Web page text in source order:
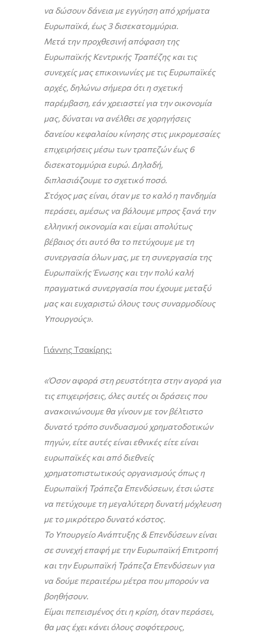
να δώσουν δάνεια με εγγύηση από χρήματα
Ευρωπαϊκά, έως 3 δισεκατομμύρια.
Μετά την προχθεσινή απόφαση της
Ευρωπαϊκής Κεντρικής Τραπέζης και τις
συνεχείς μας επικοινωνίες με τις Ευρωπαϊκές
αρχές, δηλώνω σήμερα ότι η σχετική
παρέμβαση, εάν χρειαστεί για την οικονομία
μας, δύναται να ανέλθει σε χορηγήσεις
δανείου κεφαλαίου κίνησης στις μικρομεσαίες
επιχειρήσεις μέσω των τραπεζών έως 6
δισεκατομμύρια ευρώ. Δηλαδή,
διπλασιάζουμε το σχετικό ποσό.
Στόχος μας είναι, όταν με το καλό η πανδημία
περάσει, αμέσως να βάλουμε μπρος ξανά την
ελληνική οικονομία και είμαι απολύτως
βέβαιος ότι αυτό θα το πετύχουμε με τη
συνεργασία όλων μας, με τη συνεργασία της
Ευρωπαϊκής Ένωσης και την πολύ καλή
πραγματικά συνεργασία που έχουμε μεταξύ
μας και ευχαριστώ όλους τους συναρμοδίους
Υπουργούς».
Γιάννης Τσακίρης:
«Όσον αφορά στη ρευστότητα στην αγορά για
τις επιχειρήσεις, όλες αυτές οι δράσεις που
ανακοινώνουμε θα γίνουν με τον βέλτιστο
δυνατό τρόπο συνδυασμού χρηματοδοτικών
πηγών, είτε αυτές είναι εθνικές είτε είναι
ευρωπαϊκές και από διεθνείς
χρηματοπιστωτικούς οργανισμούς όπως η
Ευρωπαϊκή Τράπεζα Επενδύσεων, έτσι ώστε
να πετύχουμε τη μεγαλύτερη δυνατή μόχλευση
με το μικρότερο δυνατό κόστος.
Το Υπουργείο Ανάπτυξης & Επενδύσεων είναι
σε συνεχή επαφή με την Ευρωπαϊκή Επιτροπή
και την Ευρωπαϊκή Τράπεζα Επενδύσεων για
να δούμε περαιτέρω μέτρα που μπορούν να
βοηθήσουν.
Είμαι πεπεισμένος ότι η κρίση, όταν περάσει,
θα μας έχει κάνει όλους σοφότερους,